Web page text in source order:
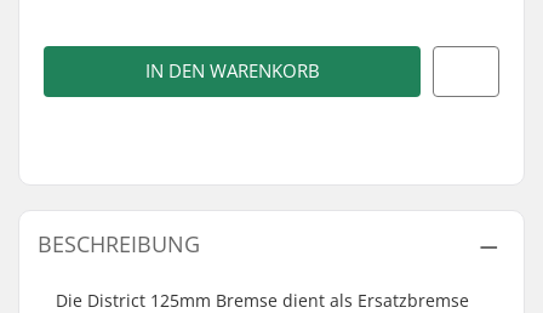
IN DEN WARENKORB
BESCHREIBUNG
Die District 125mm Bremse dient als Ersatzbremse